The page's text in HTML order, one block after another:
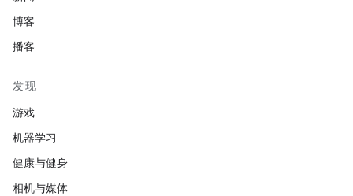
博客
播客
发现
游戏
机器学习
健康与健身
相机与媒体